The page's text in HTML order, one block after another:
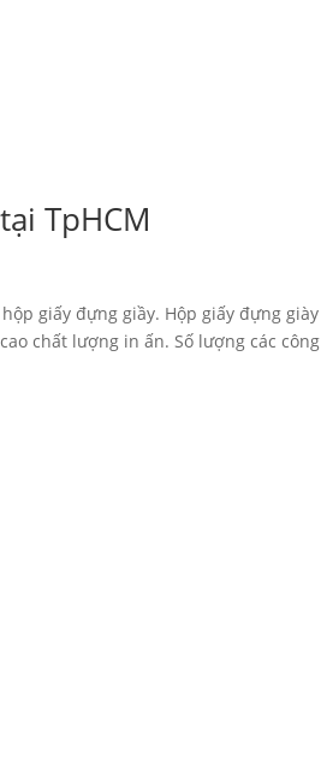
TpHCM
giấy đựng giầy. Hộp giấy đựng giày
chất lượng in ấn. Số lượng các công